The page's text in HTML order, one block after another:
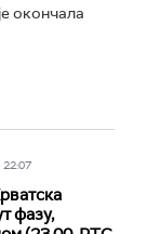
окончала
фазу,